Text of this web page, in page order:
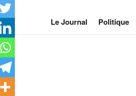
Le Journal Politique